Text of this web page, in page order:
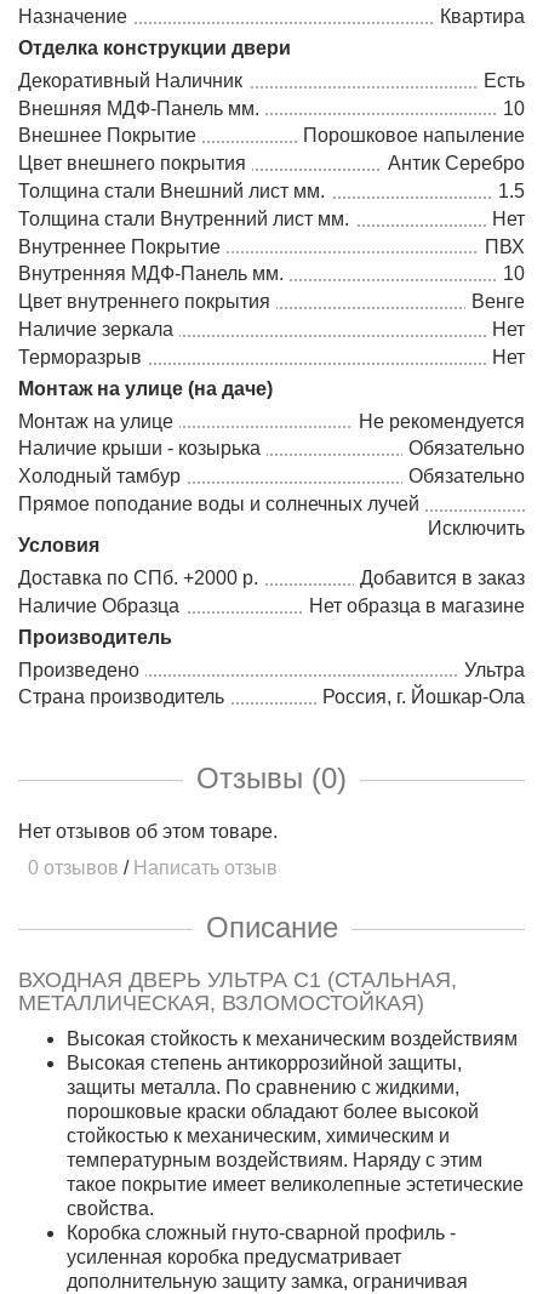
Назначение
Квартира
Отделка конструкции двери
Декоративный Наличник
Есть
Внешняя МДФ-Панель мм.
10
Внешнее Покрытие
Порошковое напыление
Цвет внешнего покрытия
Антик Серебро
Толщина стали Внешний лист мм.
1.5
Толщина стали Внутренний лист мм.
Нет
Внутреннее Покрытие
ПВХ
Внутренняя МДФ-Панель мм.
10
Цвет внутреннего покрытия
Венге
Наличие зеркала
Нет
Терморазрыв
Нет
Монтаж на улице (на даче)
Монтаж на улице
Не рекомендуется
Наличие крыши - козырька
Обязательно
Холодный тамбур
Обязательно
Прямое поподание воды и солнечных лучей
Исключить
Условия
Доставка по СПб. +2000 р.
Добавится в заказ
Наличие Образца
Нет образца в магазине
Производитель
Произведено
Ультра
Страна производитель
Россия, г. Йошкар-Ола
Отзывы (0)
Нет отзывов об этом товаре.
0 отзывов / Написать отзыв
Описание
ВХОДНАЯ ДВЕРЬ УЛЬТРА С1 (СТАЛЬНАЯ,
МЕТАЛЛИЧЕСКАЯ, ВЗЛОМОСТОЙКАЯ)
Высокая стойкость к механическим воздействиям
Высокая степень антикоррозийной защиты,
защиты металла. По сравнению с жидкими,
порошковые краски обладают более высокой
стойкостью к механическим, химическим и
температурным воздействиям. Наряду с этим
такое покрытие имеет великолепные эстетические
свойства.
Коробка сложный гнуто-сварной профиль -
усиленная коробка предусматривает
дополнительную защиту замка, ограничивая